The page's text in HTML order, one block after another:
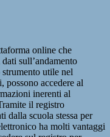
online che
sull’andamento
utile nel
accedere al
inerenti al
il registro
dalla scuola stessa per
ha molti vantaggi